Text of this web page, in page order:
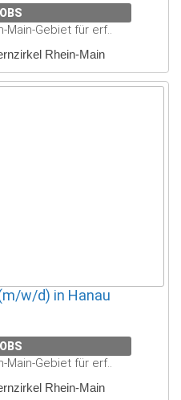
Main-Gebiet für erf..
Rhein-Main
w/d) in Hanau
Main-Gebiet für erf..
Rhein-Main